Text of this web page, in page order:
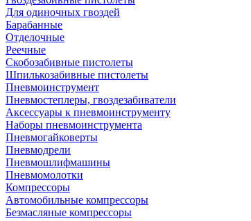
Для одиночных гвоздей
Барабанные
Отделочные
Реечные
Скобозабивные пистолеты
Шпилькозабивные пистолеты
Пневмоинструмент
Пневмостеплеры, гвоздезабиватели
Аксессуары к пневмоинструменту
Наборы пневмоинструмента
Пневмогайковерты
Пневмодрели
Пневмошлифмашины
Пневмомолотки
Компрессоры
Автомобильные компрессоры
Безмасляные компрессоры